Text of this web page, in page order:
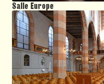
Salle Europe